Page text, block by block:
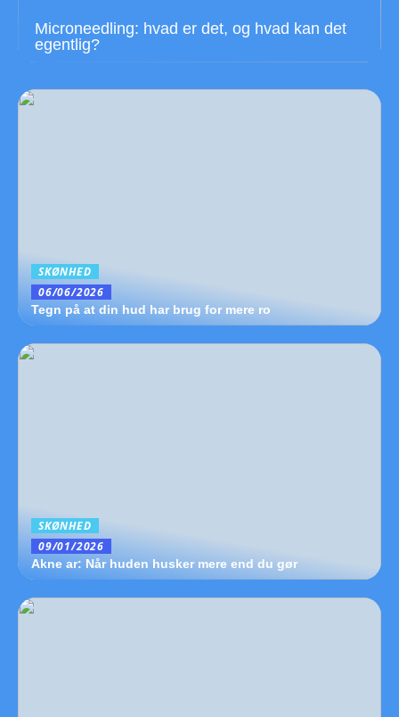
Microneedling: hvad er det, og hvad kan det
egentlig?
SKØNHED
06/06/2026
Tegn på at din hud har brug for mere ro
SKØNHED
09/01/2026
Akne ar: Når huden husker mere end du gør